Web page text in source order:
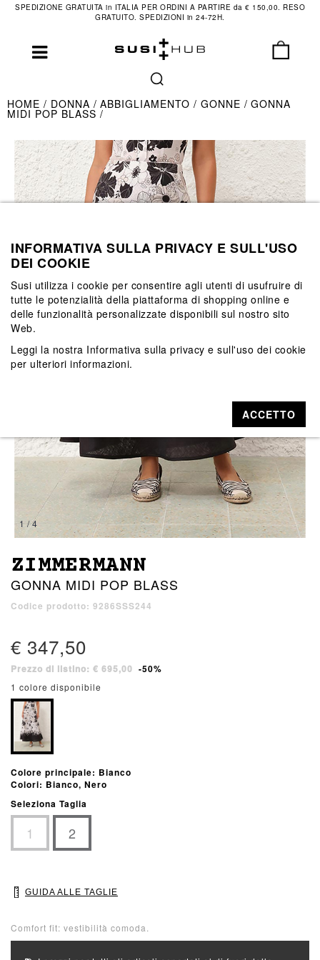
SPEDIZIONE GRATUITA in ITALIA PER ORDINI A PARTIRE da € 150,00. RESO
GRATUITO. SPEDIZIONI in 24-72H.
HOME DONNA ABBIGLIAMENTO GONNE GONNA
MIDI POP BLASS
1 / 4
ZIMMERMANN
GONNA MIDI POP BLASS
Codice prodotto: 9286SSS244
€ 347,50
Prezzo di listino: € 695,00 -50%
1 colore disponibile
Colore principale: Bianco
Colori: Bianco, Nero
Seleziona Taglia
1 2
GUIDA ALLE TAGLIE
Comfort fit: vestibilità comoda.
INFORMATIVA SULLA PRIVACY E SULL'USO
DEI COOKIE
Susi utilizza i cookie per consentire agli utenti di usufruire di
tutte le potenzialità della piattaforma di shopping online e
delle funzionalità personalizzate disponibili sul nostro sito
Web.
Leggi la nostra Informativa sulla privacy e sull'uso dei cookie
per ulteriori informazioni.
ACCETTO